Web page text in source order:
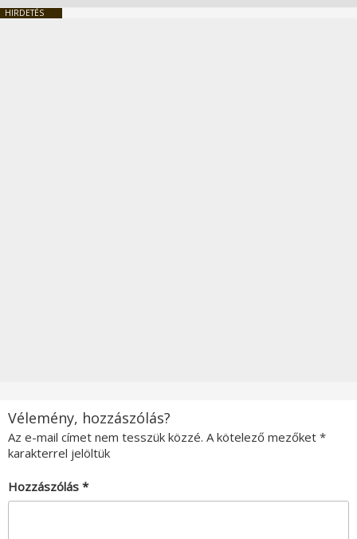
HIRDETÉS
Vélemény, hozzászólás?
Az e-mail címet nem tesszük közzé. A kötelező mezőket *
karakterrel jelöltük
Hozzászólás *